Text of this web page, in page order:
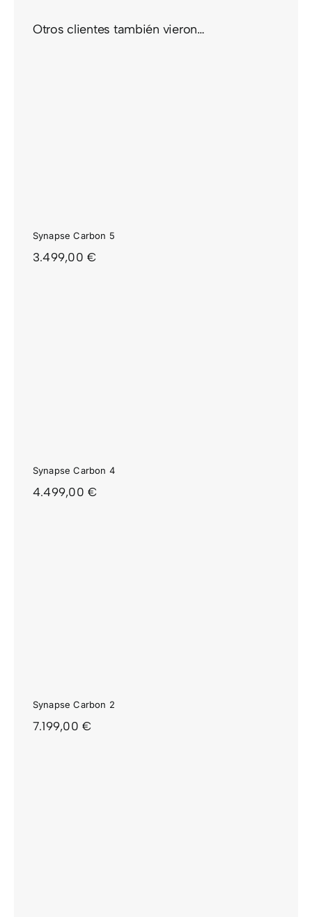
Otros clientes también vieron…
Synapse Carbon 5
3.499,00€
Synapse Carbon 4
4.499,00€
Synapse Carbon 2
7.199,00€